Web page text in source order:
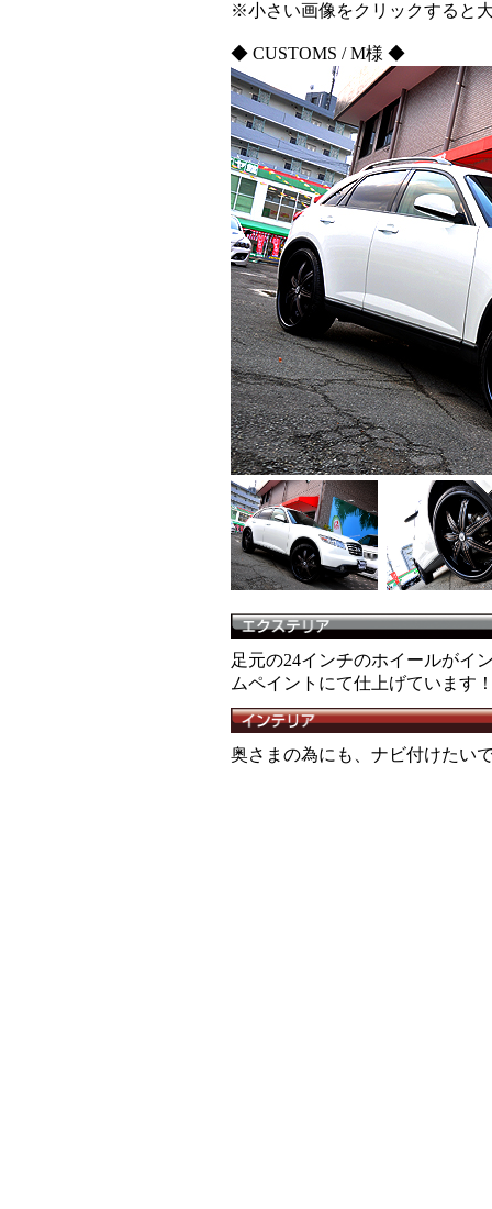
※小さい画像をクリックすると
◆ CUSTOMS / M様 ◆
足元の24インチのホイールがイ
ムペイントにて仕上げています
奥さまの為にも、ナビ付